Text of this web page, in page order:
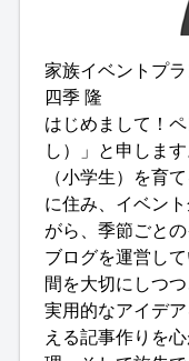
家族イベントプ
四季 隆
はじめまして！
し）」と申しま
（小学生）を育
に住み、イベン
がら、季節ごと
ブログを運営し
間を大切にしつ
実用的なアイデ
える記事作りを